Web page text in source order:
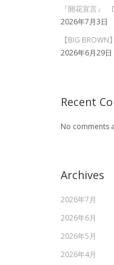
『開花宣言』
2026年7月3日
【BIG
2026年6月29日
Recent
No comments
Archives
2026年7月
2026年6月
2026年5月
2026年4月